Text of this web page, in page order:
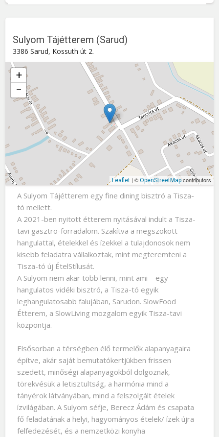
Sulyom Tájétterem (Sarud)
3386 Sarud, Kossuth út 2.
+
−
Leaflet| © OpenStreetMapcontributors
Sulyom Tájétterem (Sarud)
Kossuth út 2. , 3386Sarud
A Sulyom Tájétterem egy fine dining bisztró a Tisza-
tó mellett.
A 2021-ben nyitott étterem nyitásával indult a Tisza-
tavi gasztro-forradalom. Szakítva a megszokott
hangulattal, ételekkel és ízekkel a tulajdonosok nem
kisebb feladatra vállalkoztak, mint megteremteni a
Tisza-tó új ÉtelStílusát.
A Sulyom nem akar több lenni, mint ami – egy
hangulatos vidéki bisztró, a Tisza-tó egyik
leghangulatosabb falujában, Sarudon. SlowFood
Étterem, a SlowLiving mozgalom egyik Tisza-tavi
központja.
Elsősorban a térségben élő termelők alapanyagaira
építve, akár saját bemutatókertjükben frissen
szedett, minőségi alapanyagokból dolgoznak,
törekvésük a letisztultság, a harmónia mind a
tányérok látványában, mind a felszolgált ételek
ízvilágában. A Sulyom séfje, Berecz Ádám és csapata
fő feladatának a helyi, hagyományos ételek/ ízek újra
felfedezését, és a nemzetközi konyha